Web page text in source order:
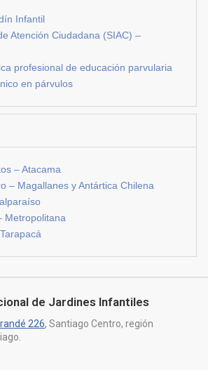
Infantil
Atención Ciudadana (SIAC) –
profesional de educación parvularia
en párvulos
– Atacama
– Magallanes y Antártica Chilena
Metropolitana
de Jardines Infantiles
226, Santiago Centro, región